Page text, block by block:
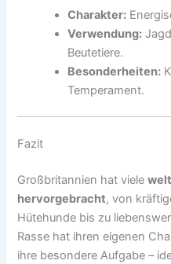
Charakter:
Verwendung:
Beutetiere.
Besonderheiten:
Temperament.
Fazit
Großbritannien hat viele
hervorgebracht, von
Hütehunde bis zu
Rasse hat ihren eigenen
ihre besondere Aufgabe –